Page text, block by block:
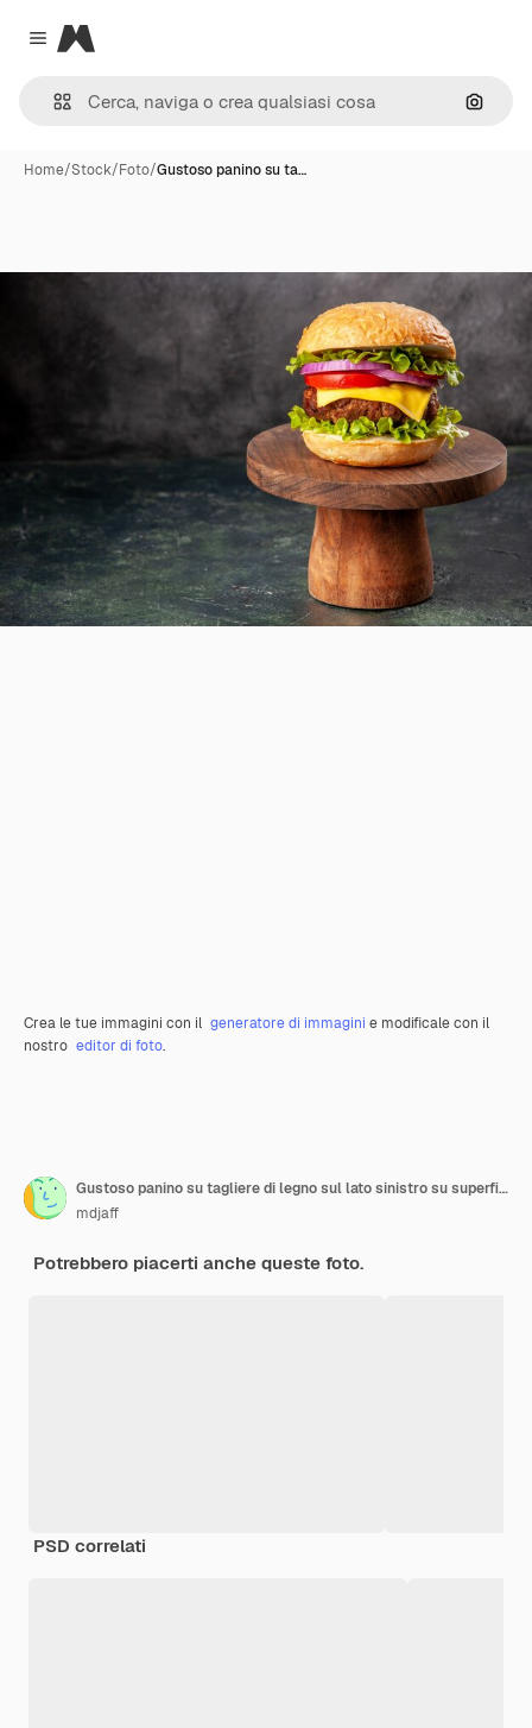
Close menu
Magnific
Cerca
Home/Stock/Foto/Gustoso panino su ta…
Crea le tue immagini con il generatore di immagini e modificale con il
nostro editor di foto.
Gustoso panino su tagliere di legno sul lato sinistro su superficie di colore misto scuro con spazio libero
mdjaff
Potrebbero piacerti anche queste foto.
PSD correlati